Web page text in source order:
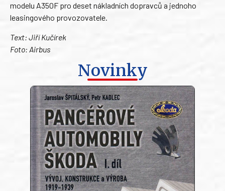
modelu A350F pro deset nákladních dopravců a jednoho
leasingového provozovatele.
Text: Jiří Kučírek
Foto: Airbus
Novinky